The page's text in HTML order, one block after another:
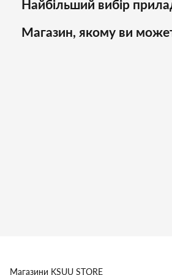
Найбільший вибір
Магазин, якому ви
Магазини KSUU STORE